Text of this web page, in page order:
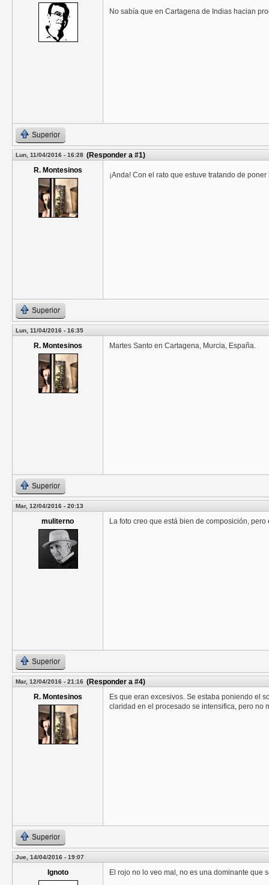
No sabía que en Cartagena de Indias hacian
Superior
Lun, 11/04/2016 - 16:28 (Responder a #1)
R. Montesinos
¡Anda! Con el rato que estuve tratando de
Superior
Lun, 11/04/2016 - 16:35
R. Montesinos Martes Santo en Cartagena, Murcia, España.
Superior
Mar, 12/04/2016 - 20:13
muliterno La foto creo que está bien de composición,
Superior
Mar, 12/04/2016 - 21:16 (Responder a #4)
R. Montesinos
Es que eran excesivos. Se estaba poniendo el
claridad en el procesado se intensifica, pero no
Superior
Jue, 14/04/2016 - 19:07
Ignoto El rojo no lo veo mal, no es una dominante que